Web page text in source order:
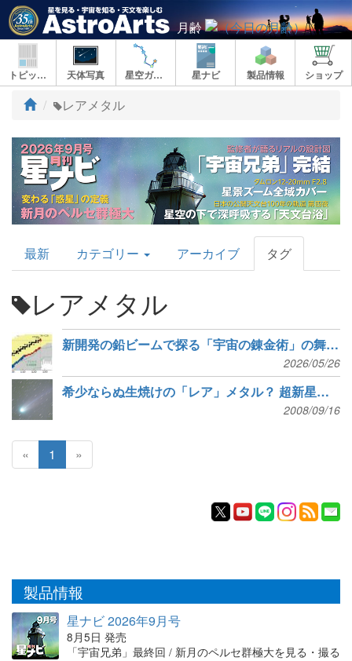
月齢
トピックス 天体写真 星空ガイド 星ナビ 製品情報 ショップ
ト
プ
レアメタル
AstroArts
Topics
最新 カテゴリー アーカイブ タグ
レアメタル
新開発の鉛ビームで探る「宇宙の錬金術」の舞台裏
2026/05/26
希少ならぬ生焼けの「レア」メタル？ 超新星から初検出
2008/09/16
« 1 »
製品情報
星ナビ 2026年9月号
8月5日 発売
「宇宙兄弟」最終回 / 新月のペルセ群極大を見る・撮る